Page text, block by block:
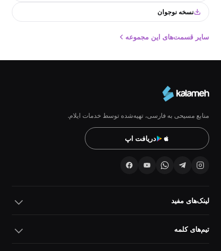
نسخه نوجوان
سایر قسمت‌های این مجموعه
منابع مسیحی به فارسی، تهیه‌شده توسط خدمات ایلام.
دریافت اپ
لینک‌های مفید
تیم‌های کلمه